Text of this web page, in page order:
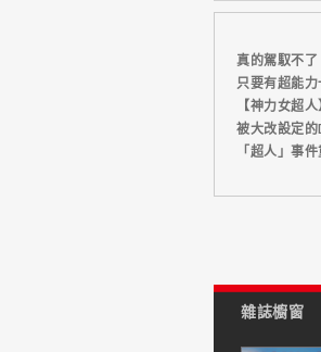
真的駕馭不
只要有超能
【神力女超
被大改設定
「超人」事
雜誌櫥窗